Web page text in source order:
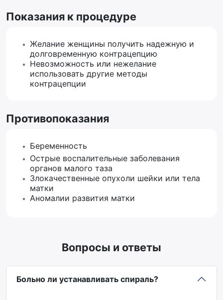
Показания к процедуре
Желание женщины получить надежную и
долговременную контрацепцию
Невозможность или нежелание
использовать другие методы
контрацепции
Противопоказания
Беременность
Острые воспалительные заболевания
органов малого таза
Злокачественные опухоли шейки или тела
матки
Аномалии развития матки
Вопросы и ответы
Больно ли устанавливать спираль?